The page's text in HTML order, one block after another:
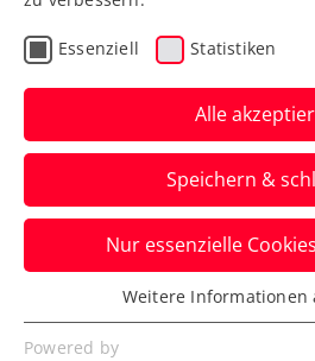
Turniere
US Open:
Wildcard für
Hauptbewerb
Das ÖTV-
New York seine Grand-
Abschiedsvorstellung.
Verfasst von: Manuel Wachta,
Essenziell Statistiken
Alle
Speichern &
Nur essenzielle
Essenziell
Essenzielle Cookies werden für
Weitere
Powered by